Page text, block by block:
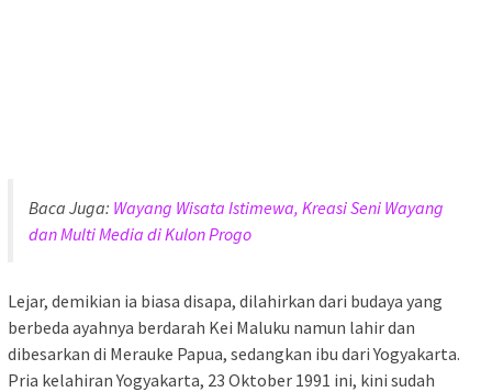
Baca Juga: Wayang Wisata Istimewa, Kreasi Seni Wayang
dan Multi Media di Kulon Progo
Lejar, demikian ia biasa disapa, dilahirkan dari budaya yang
berbeda ayahnya berdarah Kei Maluku namun lahir dan
dibesarkan di Merauke Papua, sedangkan ibu dari Yogyakarta.
Pria kelahiran Yogyakarta, 23 Oktober 1991 ini, kini sudah